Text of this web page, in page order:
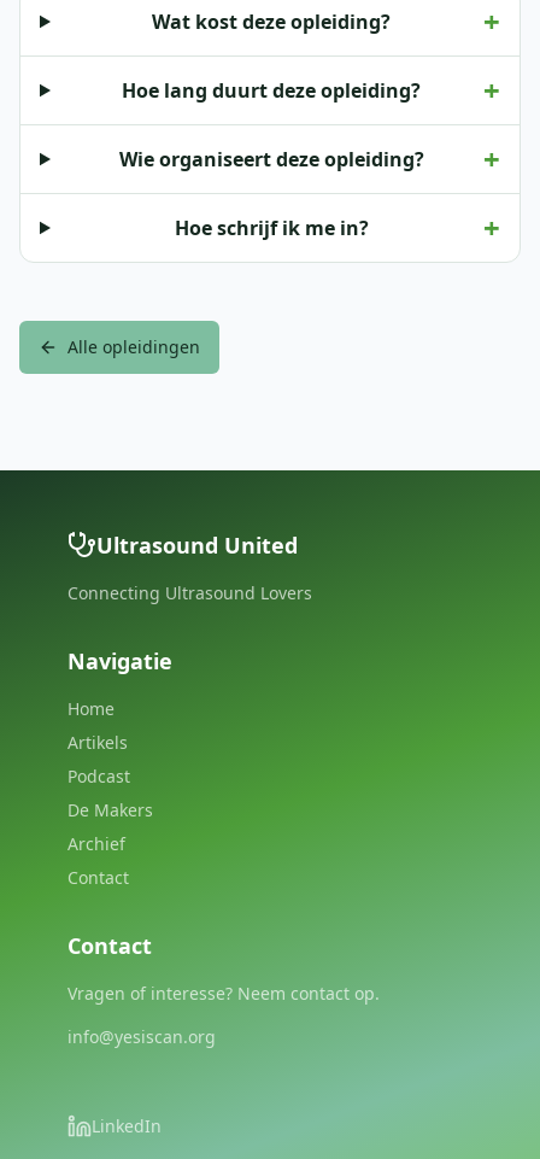
Wat kost deze opleiding? +
Hoe lang duurt deze opleiding? +
Wie organiseert deze opleiding? +
Hoe schrijf ik me in? +
Alle opleidingen
Ultrasound United
Connecting Ultrasound Lovers
Navigatie
Home
Artikels
Podcast
De Makers
Archief
Contact
Contact
Vragen of interesse? Neem contact op.
info@yesiscan.org
LinkedIn